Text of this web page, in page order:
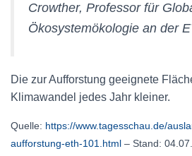
Crowther, Professor für
Ökosystemökologie an der
Die zur Aufforstung geeignete
Klimawandel jedes Jahr kleiner.
Quelle: https://www.tagesschau.de/
aufforstung-eth-101.html – Stand: